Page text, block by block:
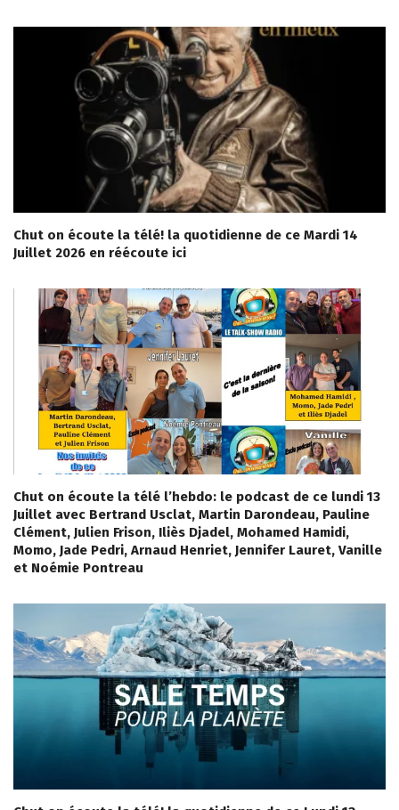
Chut on écoute la télé! la quotidienne de ce Mardi 14
Juillet 2026 en réécoute ici
Chut on écoute la télé l’hebdo: le podcast de ce lundi 13
Juillet avec Bertrand Usclat, Martin Darondeau, Pauline
Clément, Julien Frison, Iliès Djadel, Mohamed Hamidi,
Momo, Jade Pedri, Arnaud Henriet, Jennifer Lauret, Vanille
et Noémie Pontreau